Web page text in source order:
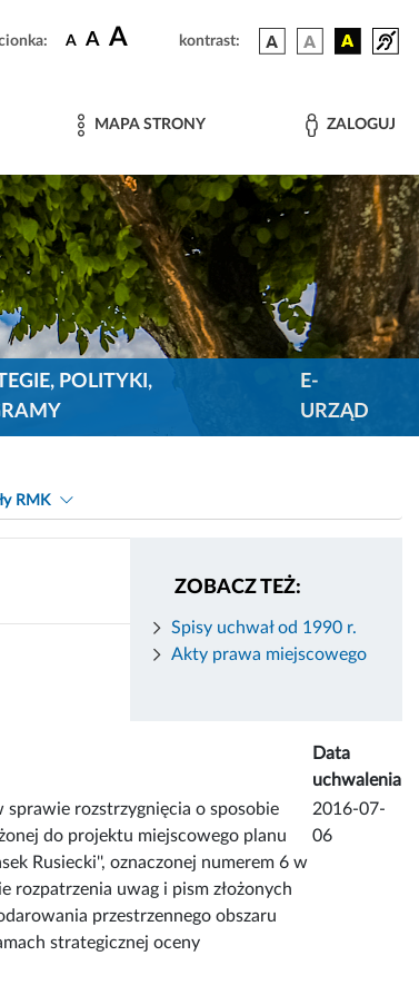
A A A kontrast:
MAPA STRONY ZALOGUJ
POLITYKI,
E-
URZĄD
RMK
ZOBACZ TEŻ:
Spisy uchwał od 1990 r.
Akty prawa miejscowego
Data
uchwalenia
rozstrzygnięcia o sposobie
do projektu miejscowego planu
Rusiecki'', oznaczonej numerem 6 w
rozpatrzenia uwag i pism złożonych
przestrzennego obszaru
strategicznej oceny
2016-07-
06